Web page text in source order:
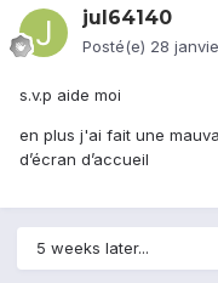
jul64140
Posté(e) 28
s.v.p aide moi
en plus j'ai fait une
d’écran d’accueil
5 weeks later...